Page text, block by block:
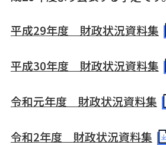
平成29年度 財政状況資料集
平成30年度 財政状況資料集
令和元年度 財政状況資料集
令和2年度 財政状況資料集